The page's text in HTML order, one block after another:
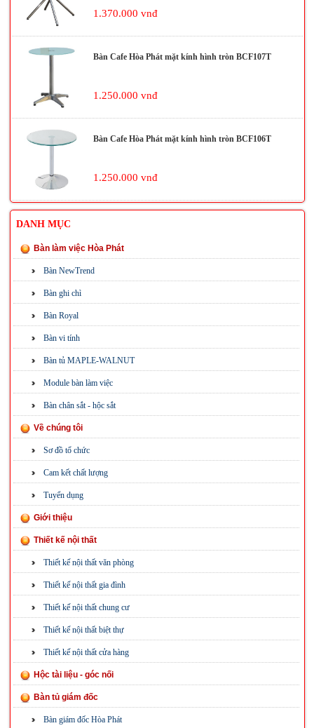
1.370.000 vnđ
Bàn Cafe Hòa Phát mặt kính hình tròn BCF107T
1.250.000 vnđ
Bàn Cafe Hòa Phát mặt kính hình tròn BCF106T
1.250.000 vnđ
DANH MỤC
Bàn làm việc Hòa Phát
Bàn NewTrend
Bàn ghi chì
Bàn Royal
Bàn vi tính
Bàn tủ MAPLE-WALNUT
Module bàn làm việc
Bàn chân sắt - hộc sắt
Về chúng tôi
Sơ đồ tổ chức
Cam kết chất lượng
Tuyển dụng
Giới thiệu
Thiết kế nội thất
Thiết kế nội thất văn phòng
Thiết kế nội thất gia đình
Thiết kế nội thất chung cư
Thiết kế nội thất biệt thự
Thiết kế nội thất cửa hàng
Hộc tài liệu - góc nối
Bàn tủ giám đốc
Bàn giám đốc Hòa Phát